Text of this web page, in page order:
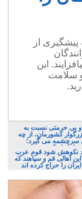
از
این
سلامت
بی حرمتی نسبت به
کشورمان، از چه
سرچشمه می گیرد؛
یا تازیان؟
نکوهش شود قوم عرب
اهالی قم و سپاهند که
را حراج کرده اند